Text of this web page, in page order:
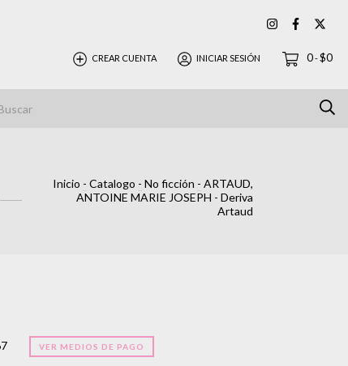
CREAR CUENTA INICIAR SESIÓN 0-$0
Inicio - Catalogo - No ficción - ARTAUD,
ANTOINE MARIE JOSEPH - Deriva
Artaud
VER MEDIOS DE PAGO